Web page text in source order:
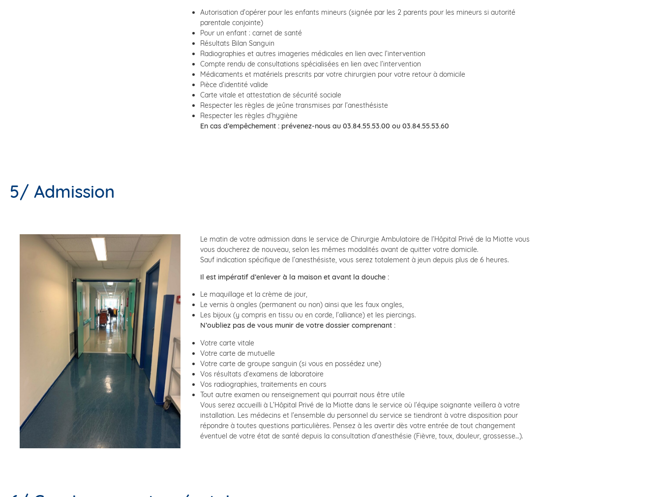
Autorisation d’opérer pour les enfants mineurs (signée par les 2 parents pour les mineurs si autorité
parentale conjointe)
Pour un enfant : carnet de santé
Résultats Bilan Sanguin
Radiographies et autres imageries médicales en lien avec l’intervention
Compte rendu de consultations spécialisées en lien avec l’intervention
Médicaments et matériels prescrits par votre chirurgien pour votre retour à domicile
Pièce d’identité valide
Carte vitale et attestation de sécurité sociale
Respecter les règles de jeûne transmises par l’anesthésiste
Respecter les règles d’hygiène
En cas d’empêchement : prévenez-nous au 03.84.55.53.00 ou 03.84.55.53.60
5/ Admission
Le matin de votre admission dans le service de Chirurgie Ambulatoire de l’Hôpital Privé de la Miotte vous
vous doucherez de nouveau, selon les mêmes modalités avant de quitter votre domicile.
Sauf indication spécifique de l’anesthésiste, vous serez totalement à jeun depuis plus de 6 heures.
Il est impératif d’enlever à la maison et avant la douche :
Le maquillage et la crème de jour,
Le vernis à ongles (permanent ou non) ainsi que les faux ongles,
Les bijoux (y compris en tissu ou en corde, l’alliance) et les piercings.
N’oubliez pas de vous munir de votre dossier comprenant :
Votre carte vitale
Votre carte de mutuelle
Votre carte de groupe sanguin (si vous en possédez une)
Vos résultats d’examens de laboratoire
Vos radiographies, traitements en cours
Tout autre examen ou renseignement qui pourrait nous être utile
Vous serez accueilli à L’Hôpital Privé de la Miotte dans le service où l’équipe soignante veillera à votre
installation. Les médecins et l’ensemble du personnel du service se tiendront à votre disposition pour
répondre à toutes questions particulières. Pensez à les avertir dès votre entrée de tout changement
éventuel de votre état de santé depuis la consultation d’anesthésie (Fièvre, toux, douleur, grossesse…).